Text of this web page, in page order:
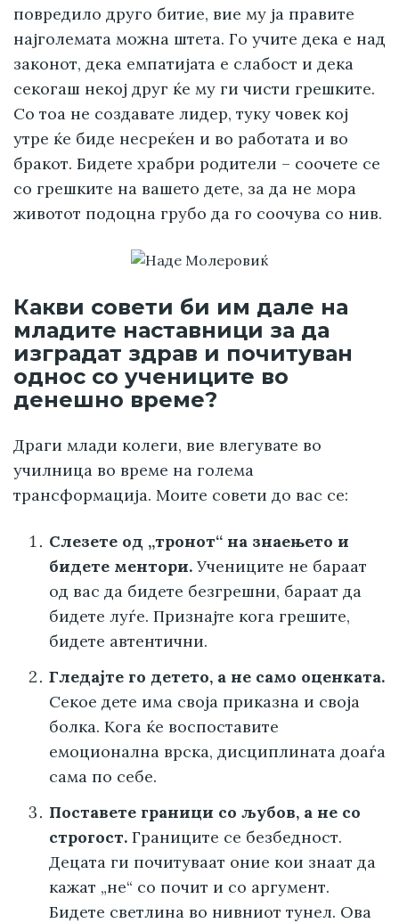
повредило друго битие, вие му ја правите
најголемата можна штета. Го учите дека е над
законот, дека емпатијата е слабост и дека
секогаш некој друг ќе му ги чисти грешките.
Со тоа не создавате лидер, туку човек кој
утре ќе биде несреќен и во работата и во
бракот. Бидете храбри родители – соочете се
со грешките на вашето дете, за да не мора
животот подоцна грубо да го соочува со нив.
Какви совети би им дале на
младите наставници за да
изградат здрав и почитуван
однос со учениците во
денешно време?
Драги млади колеги, вие влегувате во
училница во време на голема
трансформација. Моите совети до вас се:
Слезете од „тронот“ на знаењето и
бидете ментори. Учениците не бараат
од вас да бидете безгрешни, бараат да
бидете луѓе. Признајте кога грешите,
бидете автентични.
Гледајте го детето, а не само оценката.
Секое дете има своја приказна и своја
болка. Кога ќе воспоставите
емоционална врска, дисциплината доаѓа
сама по себе.
Поставете граници со љубов, а не со
строгост. Границите се безбедност.
Децата ги почитуваат оние кои знаат да
кажат „не“ со почит и со аргумент.
Бидете светлина во нивниот тунел. Ова